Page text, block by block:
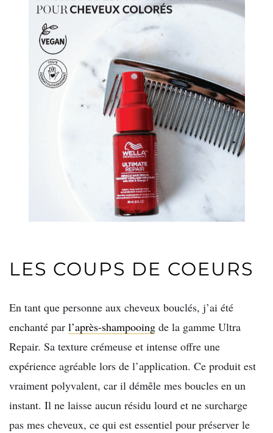
LES COUPS DE COEURS
En tant que personne aux cheveux bouclés, j’ai été
enchanté par l’après-shampooing de la gamme Ultra
Repair. Sa texture crémeuse et intense offre une
expérience agréable lors de l’application. Ce produit est
vraiment polyvalent, car il démêle mes boucles en un
instant. Il ne laisse aucun résidu lourd et ne surcharge
pas mes cheveux, ce qui est essentiel pour préserver le